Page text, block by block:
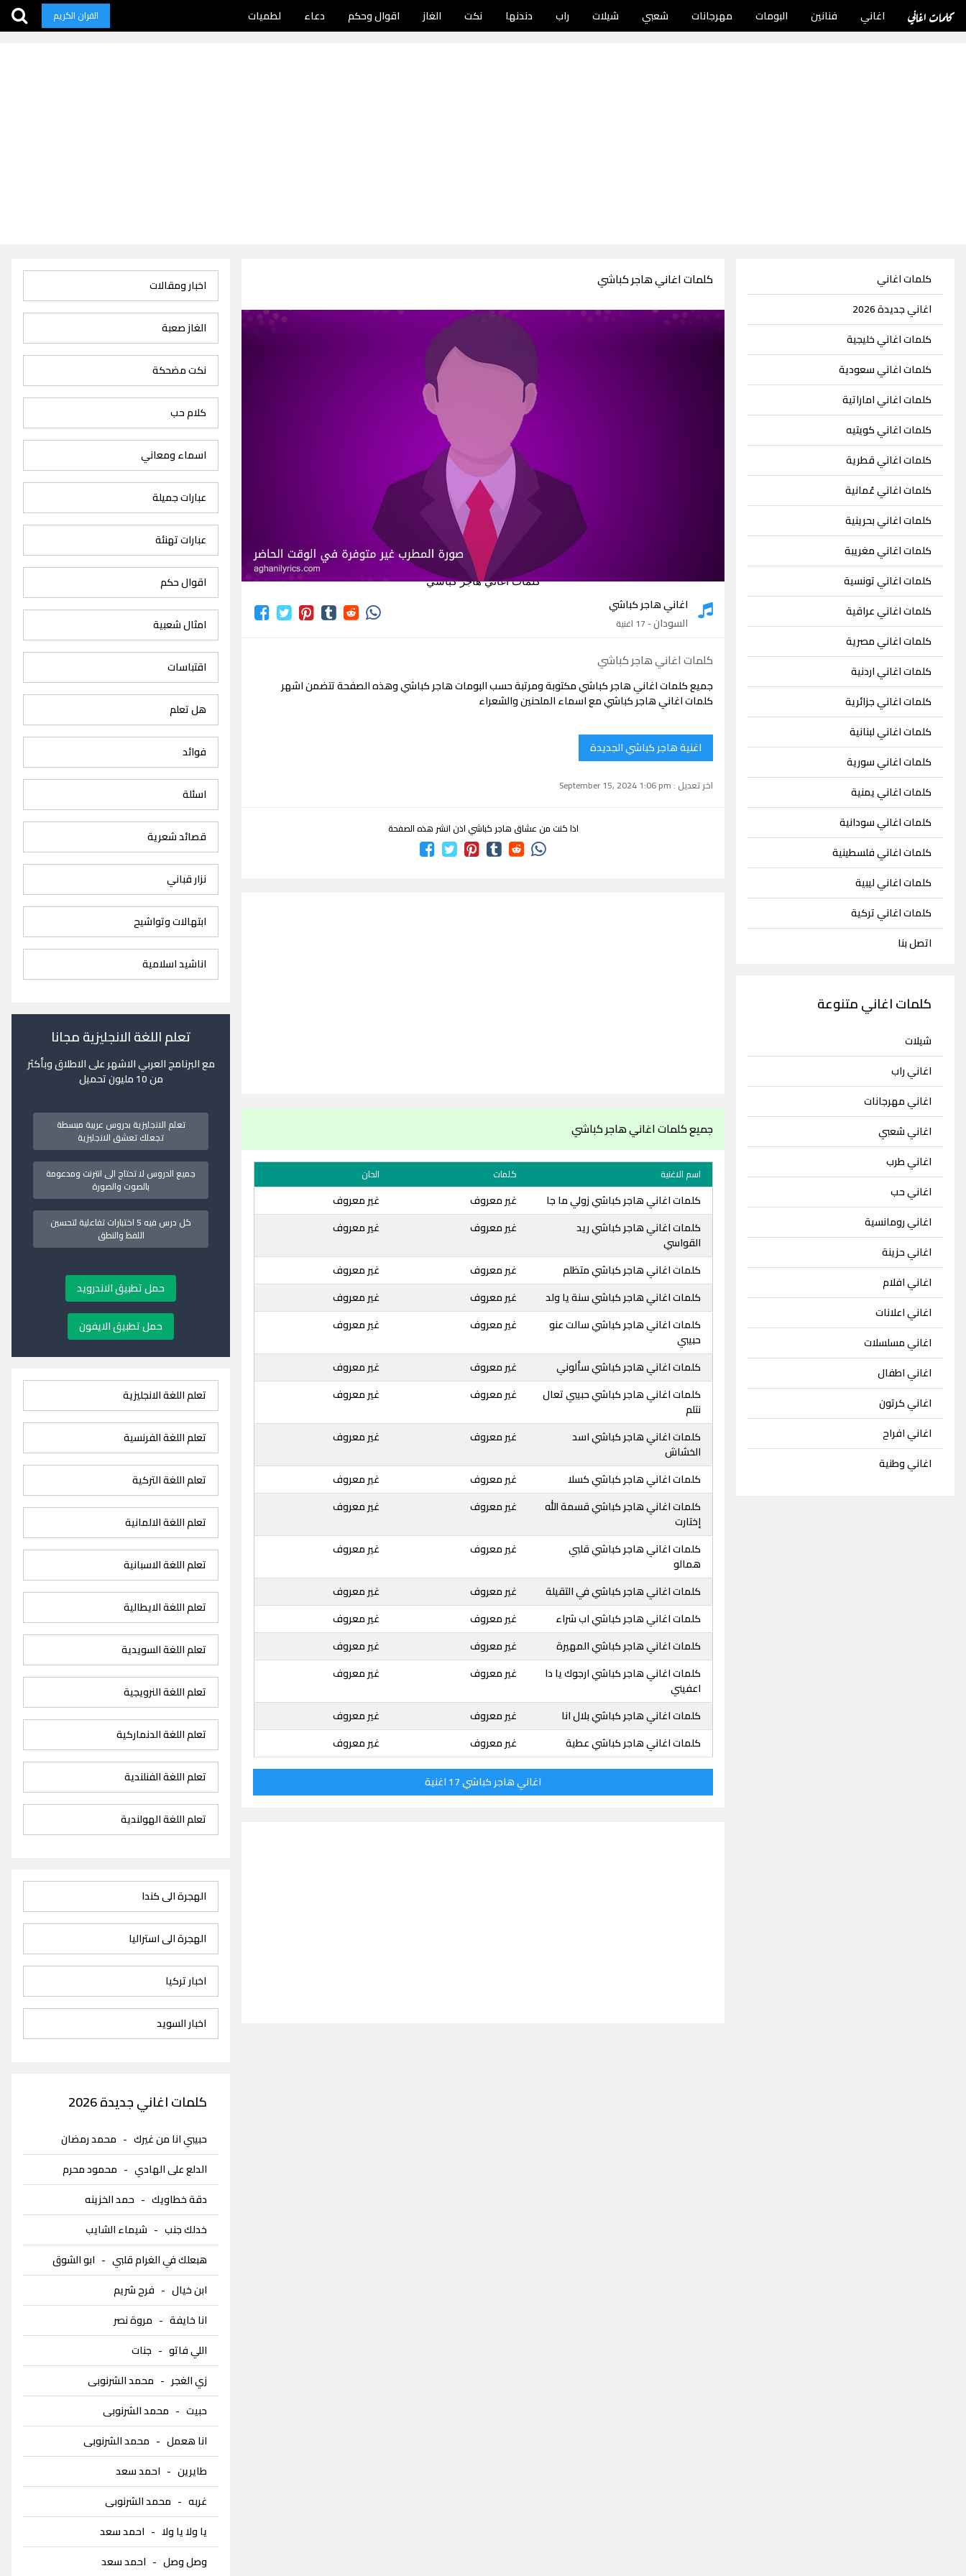
كلمات اغاني اغاني فنانين البومات مهرجانات شعبي شيلات راب دندنها نكت الغاز اقوال وحكم دعاء لطميات القران الكريم
كلمات اغاني
اغاني جديدة 2026
كلمات اغاني خليجية
كلمات اغاني سعودية
كلمات اغاني اماراتية
كلمات اغاني كويتيه
كلمات اغاني قطرية
كلمات اغاني عُمانية
كلمات اغاني بحرينية
كلمات اغاني مغريبة
كلمات اغاني تونسية
كلمات اغاني عراقية
كلمات اغاني مصرية
كلمات اغاني اردنية
كلمات اغاني جزائرية
كلمات اغاني لبنانية
كلمات اغاني سورية
كلمات اغاني يمنية
كلمات اغاني سودانية
كلمات اغاني فلسطينية
كلمات اغاني ليبية
كلمات اغاني تركية
اتصل بنا
كلمات اغاني متنوعة
شيلات
اغاني راب
اغاني مهرجانات
اغاني شعبي
اغاني طرب
اغاني حب
اغاني رومانسية
اغاني حزينة
اغاني افلام
اغاني اعلانات
اغاني مسلسلات
اغاني اطفال
اغاني كرتون
اغاني افراح
اغاني وطنية
كلمات اغاني هاجر كباشي
كلمات اغاني هاجر كباشي
اغاني هاجر كباشي
السودان- 17 اغنية
كلمات اغاني هاجر كباشي
جميع كلمات اغاني هاجر كباشي مكتوبة ومرتبة حسب البومات هاجر كباشي وهذه الصفحة تتضمن اشهر
كلمات اغاني هاجر كباشي مع اسماء الملحنين والشعراء
اغنية هاجر كباشي الجديدة
اخر تعديل : September 15, 2024 1:06 pm
اذا كنت من عشاق هاجر كباشي اذن انشر هذه الصفحة
جميع كلمات اغاني هاجر كباشي
اسم الاغنية كلمات الحان
كلمات اغاني هاجر كباشي زولي ما جا غير معروف
غير معروف
كلمات اغاني هاجر كباشي ريد
القواسي
غير معروف غير معروف
كلمات اغاني هاجر كباشي متظلم غير معروف
غير معروف
كلمات اغاني هاجر كباشي سنة يا ولد
غير معروف
غير معروف
كلمات اغاني هاجر كباشي سالت عنو
حبيبي
غير معروف غير معروف
كلمات اغاني هاجر كباشي سألوني غير معروف
غير معروف
كلمات اغاني هاجر كباشي حبيبي تعال
نتلم
غير معروف غير معروف
كلمات اغاني هاجر كباشي اسد
الخشاش
غير معروف غير معروف
كلمات اغاني هاجر كباشي كسلا غير معروف
غير معروف
كلمات اغاني هاجر كباشي قسمة الله
إختارت
غير معروف غير معروف
كلمات اغاني هاجر كباشي قلبي
همالو
غير معروف غير معروف
كلمات اغاني هاجر كباشي في التقيلة غير معروف
غير معروف
كلمات اغاني هاجر كباشي اب شراء
غير معروف
غير معروف
كلمات اغاني هاجر كباشي المهيرة
غير معروف
غير معروف
كلمات اغاني هاجر كباشي ارجوك يا دا
اعفيني
غير معروف غير معروف
كلمات اغاني هاجر كباشي بلال انا غير معروف
غير معروف
كلمات اغاني هاجر كباشي عطية
غير معروف غير معروف
اغاني هاجر كباشي 17 اغنية
اخبار ومقالات
الغاز صعبة
نكت مضحكة
كلام حب
اسماء ومعاني
عبارات جميلة
عبارات تهنئة
اقوال حكم
امثال شعبية
اقتباسات
هل تعلم
فوائد
اسئلة
قصائد شعرية
نزار قباني
ابتهالات وتواشيح
اناشيد اسلامية
تعلم اللغة الانجليزية مجانا
مع البرنامج العربي الاشهر على الاطلاق وبأكثر
من 10 مليون تحميل
تعلم الانجليزية بدروس عربية مبسطة
تجعلك تعشق الانجليزية
جميع الدروس لا تحتاج الى انترنت ومدعومة
بالصوت والصورة
كل درس فيه 5 اختبارات تفاعلية لتحسين
اللفظ والنطق
حمل تطبيق الاندرويد
حمل تطبيق الايفون
تعلم اللغة الانجليزية
تعلم اللغة الفرنسية
تعلم اللغة التركية
تعلم اللغة الالمانية
تعلم اللغة الاسبانية
تعلم اللغة الايطالية
تعلم اللغة السويدية
تعلم اللغة النرويجية
تعلم اللغة الدنماركية
تعلم اللغة الفنلندية
تعلم اللغة الهولندية
الهجرة الى كندا
الهجرة الى استراليا
اخبار تركيا
اخبار السويد
كلمات اغاني جديدة 2026
حبيبي انا من غيرك- محمد رمضان
الدلع على الهادي- محمود محرم
دقة خطاويك- حمد الخزينه
خدلك جنب- شيماء الشايب
هبعلك في الغرام قلبي- ابو الشوق
ابن خيال- فرح شريم
انا خايفة- مروة نصر
اللي فاتو- جنات
زي الغجر - محمد الشرنوبى
حبيت- محمد الشرنوبى
انا هعمل- محمد الشرنوبى
طايرين- احمد سعد
غربه- محمد الشرنوبى
يا ولا يا ولا- احمد سعد
وصل وصل- احمد سعد